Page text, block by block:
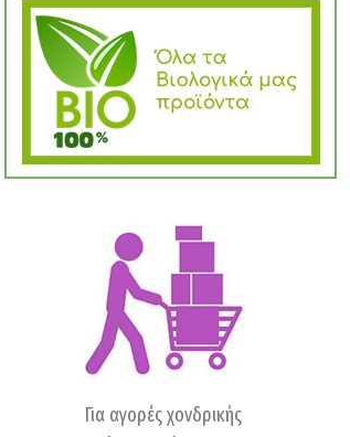
Για αγορές χονδρικής